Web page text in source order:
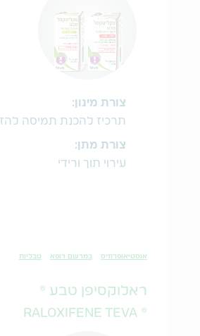
צורת מינון:
תרכיז להכנת תמיסה
צורת מתן:
עירוי תוך ורידי
אוסטיאופרוזיס במרשם רופא טבליות
ראלוקסיפן טבע ®
® RALOXIFENE TEVA